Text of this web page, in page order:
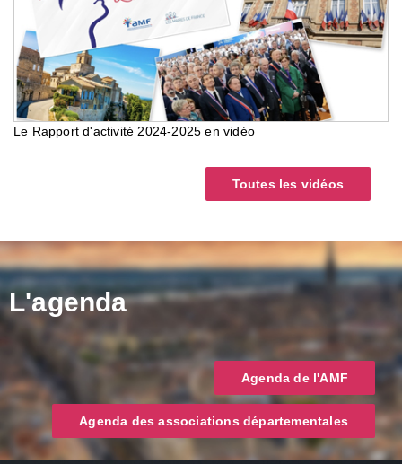
Le Rapport d'activité 2024-2025 en vidéo
Toutes les vidéos
L'agenda
Agenda de l'AMF
Agenda des associations départementales